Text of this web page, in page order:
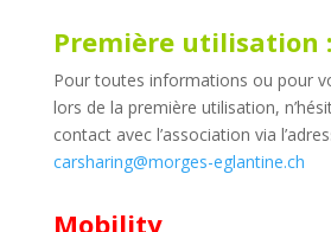
Première utilisation :
Pour toutes informations ou pour
lors de la première utilisation,
contact avec l’association via
carsharing@morges-eglantine.ch
Mobility